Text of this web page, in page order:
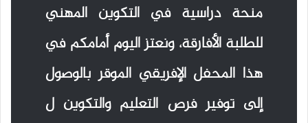
منحة دراسية في التكوين المهني
للطلبة الأفارقة، ونعتز اليوم أمامكم في
هذا المحفل الإفريقي الموقر بالوصول
إلى توفير فرص التعليم والتكوين ل